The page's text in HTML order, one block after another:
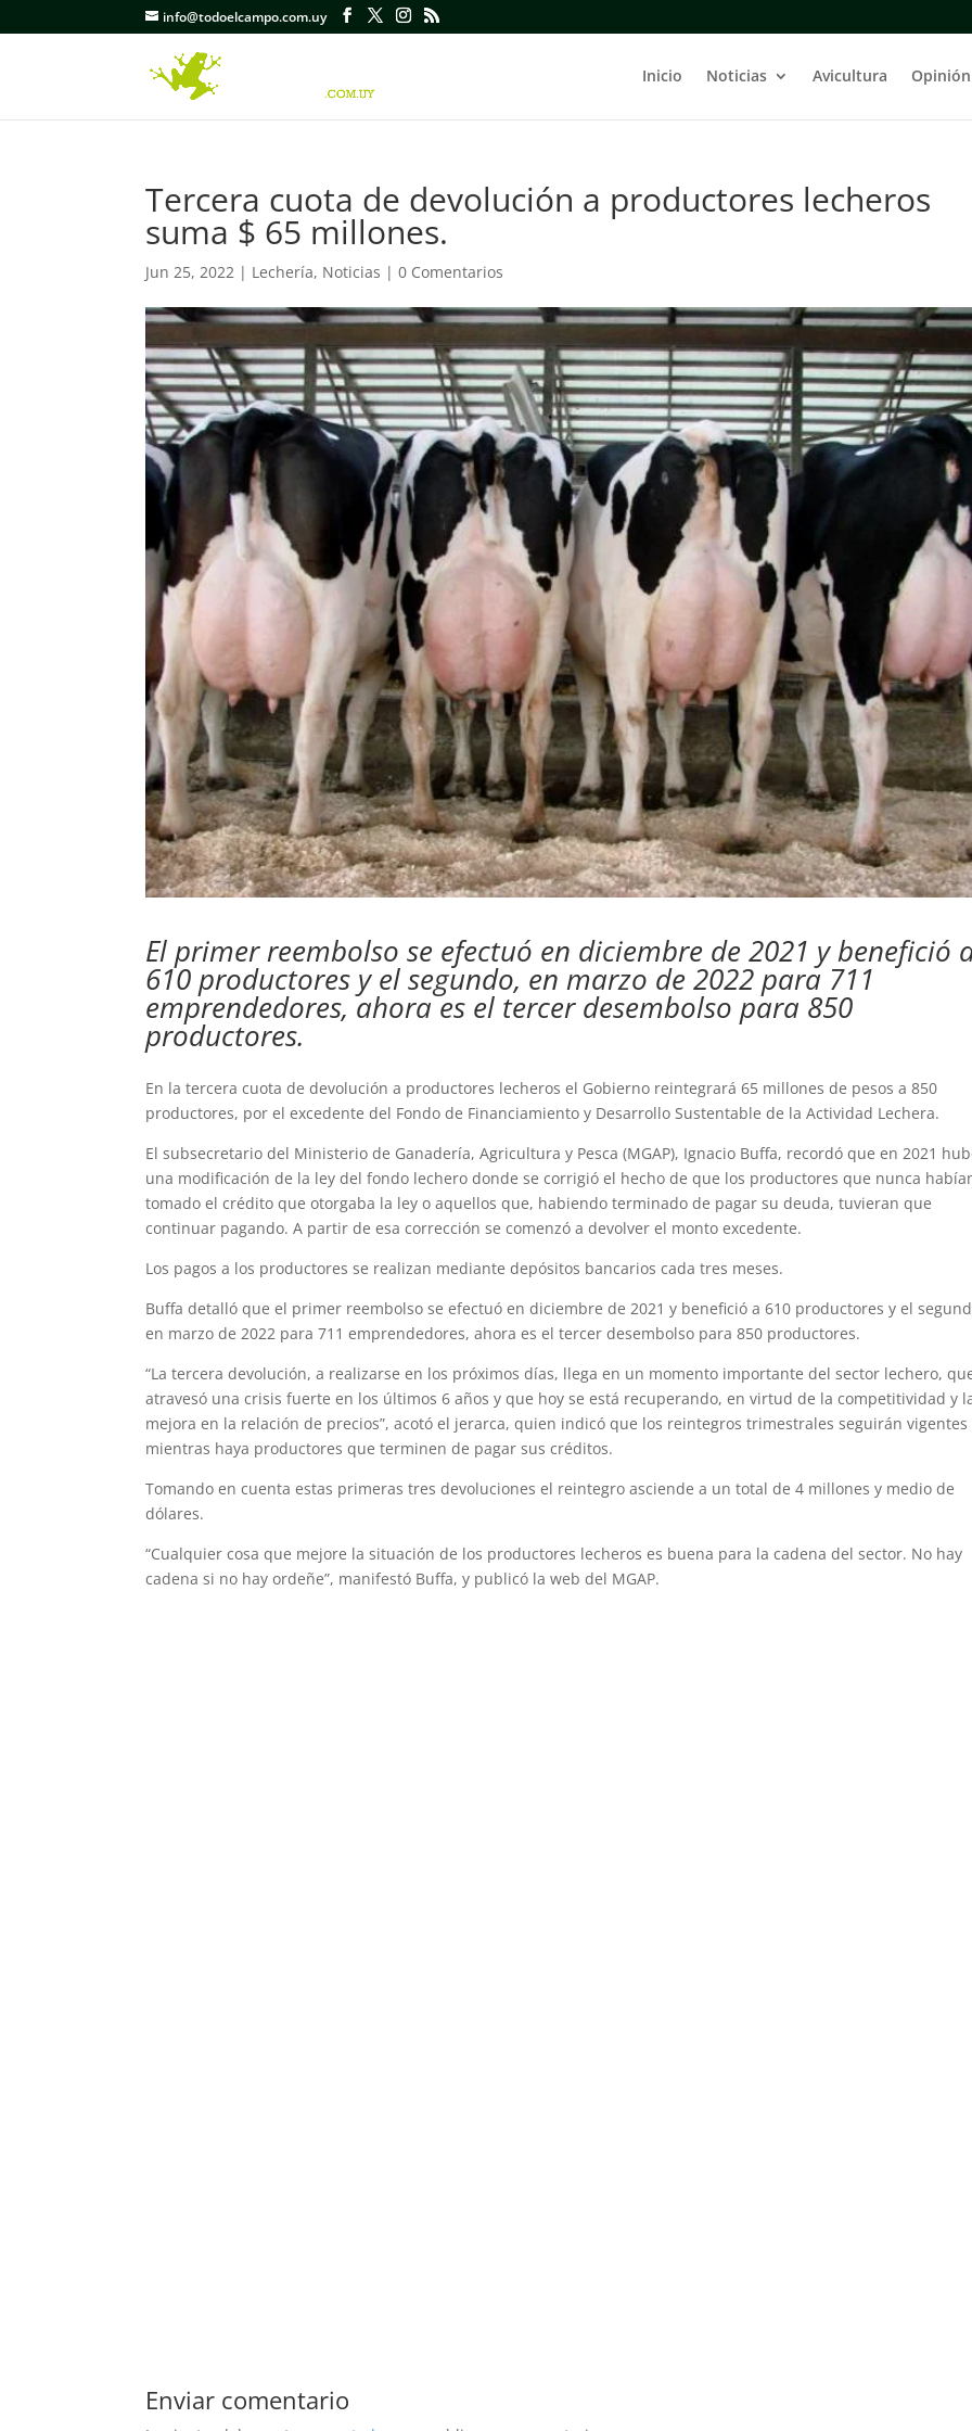
info@todoelcampo.com.uy
Inicio Noticias Avicultura Opinión
Tercera cuota de devolución a productores lecheros
suma $ 65 millones.
Jun 25, 2022 | Lechería, Noticias |0 Comentarios
El primer reembolso se efectuó en diciembre de 2021 y benefició
610 productores y el segundo, en marzo de 2022 para 711
emprendedores, ahora es el tercer desembolso para 850
productores.
En la tercera cuota de devolución a productores lecheros el Gobierno reintegrará 65 millones de pesos a 850
productores, por el excedente del Fondo de Financiamiento y Desarrollo Sustentable de la Actividad Lechera.
El subsecretario del Ministerio de Ganadería, Agricultura y Pesca (MGAP), Ignacio Buffa, recordó que en 2021
una modificación de la ley del fondo lechero donde se corrigió el hecho de que los productores que nunca
tomado el crédito que otorgaba la ley o aquellos que, habiendo terminado de pagar su deuda, tuvieran que
continuar pagando. A partir de esa corrección se comenzó a devolver el monto excedente.
Los pagos a los productores se realizan mediante depósitos bancarios cada tres meses.
Buffa detalló que el primer reembolso se efectuó en diciembre de 2021 y benefició a 610 productores y el
en marzo de 2022 para 711 emprendedores, ahora es el tercer desembolso para 850 productores.
“La tercera devolución, a realizarse en los próximos días, llega en un momento importante del sector lechero,
atravesó una crisis fuerte en los últimos 6 años y que hoy se está recuperando, en virtud de la competitividad y
mejora en la relación de precios”, acotó el jerarca, quien indicó que los reintegros trimestrales seguirán vigentes
mientras haya productores que terminen de pagar sus créditos.
Tomando en cuenta estas primeras tres devoluciones el reintegro asciende a un total de 4 millones y medio de
dólares.
“Cualquier cosa que mejore la situación de los productores lecheros es buena para la cadena del sector. No hay
cadena si no hay ordeñe”, manifestó Buffa, y publicó la web del MGAP.
Enviar comentario